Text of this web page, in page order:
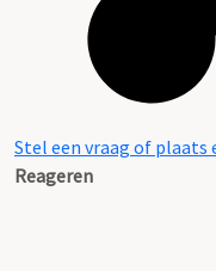
Stel een vraag of
Reageren